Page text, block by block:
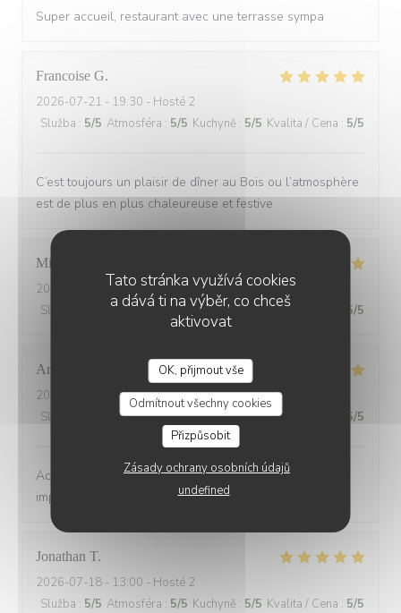
Tato stránka využívá cookies
a dává ti na výběr, co chceš
aktivovat
OK, přijmout vše
Odmítnout všechny cookies
Přizpůsobit
Zásady ochrany osobních údajů
undefined
Super accueil, restaurant avec une terrasse sympa
Francoise G
2026-07-21 - 19:30 - Hosté 2
Služba : 5/5 Atmosféra : 5/5 Kuchyně : 5/5 Kvalita / Cena : 5/5
C’est toujours un plaisir de dîner au Bois ou l’atmosphère
est de plus en plus chaleureuse et festive
Michel
2026-07-20
- 20:15 - Hosté 2
Služba
Atmosféra: 5/5 Kuchyně: 5 /5 Kvalita / Cena 5/5
Anne-Laure
2026-07-18
- 20:45 - Hosté 3
Služba
Atmosféra:5/5 Kuchyně:5/5 Kvalita / Cena 5/5
Accueil très sympa, service rapide et efficace, repas
impeccable, merci à vous!
Jonathan T
2026-07-18 - 13:00 - Hosté 2
Služba : 5/5 Atmosféra : 5/5 Kuchyně : 5/5 Kvalita / Cena : 5/5